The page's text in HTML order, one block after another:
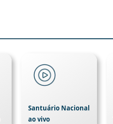
Santuário Nacional
ao vivo